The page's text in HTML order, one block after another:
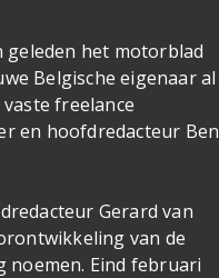
het motorblad
Belgische eigenaar al
freelance
en hoofdredacteur Ben
Gerard van
van de
noemen. Eind februari